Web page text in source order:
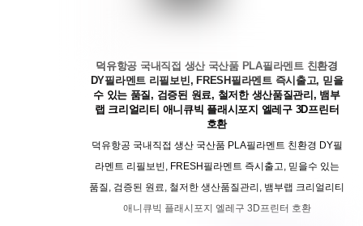
덕유항공 국내직접 생산 국산품 PLA필라멘트 친환경
DY필라멘트 리필보빈, FRESH필라멘트 즉시출고, 믿을
수 있는 품질, 검증된 원료, 철저한 생산품질관리, 뱀부
랩 크리얼리티 애니큐빅 플래시포지 엘레구 3D프린터
호환
덕유항공 국내직접 생산 국산품 PLA필라멘트 친환경 DY필
라멘트 리필보빈, FRESH필라멘트 즉시출고, 믿을수 있는
품질, 검증된 원료, 철저한 생산품질관리, 뱀부랩 크리얼리티
애니큐빅 플래시포지 엘레구 3D프린터 호환